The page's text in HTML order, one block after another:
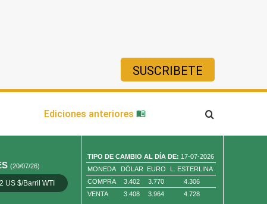
SUSCRIBETE
Ediciones anteriores
(20/07/26)
US $/Barril WTI Oro 4,010.80 US $/ Oz. Tr.
TIPO DE CAMBIO AL DÍA DE: 17-07-2026
MONEDA
DÓLAR EURO
L. ESTERLINA
COMPRA
3.402 3.770
4.306
VENTA
3.408 3.964 4.728